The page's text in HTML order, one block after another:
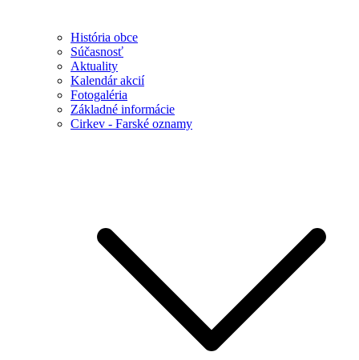
História obce
Súčasnosť
Aktuality
Kalendár akcií
Fotogaléria
Základné informácie
Cirkev - Farské oznamy